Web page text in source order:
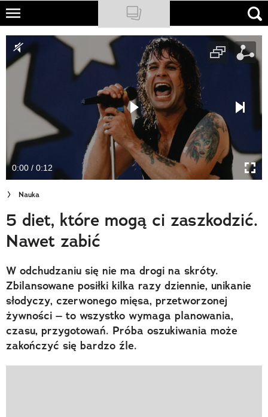
Skip
main
content
NATIONAL GEOGRAPHIC
TRAVELER
PODCASTY
Newsletter
Cuda Polski
Wielki Konkurs Fotograficzny
Trendbook Podróżniczy
Polecane
0:00 / 0:12
Nauka
5 diet, które mogą ci zaszkodzić.
Nawet zabić
W odchudzaniu się nie ma drogi na skróty.
Zbilansowane posiłki kilka razy dziennie, unikanie
słodyczy, czerwonego mięsa, przetworzonej
żywności – to wszystko wymaga planowania,
czasu, przygotowań. Próba oszukiwania może
zakończyć się bardzo źle.